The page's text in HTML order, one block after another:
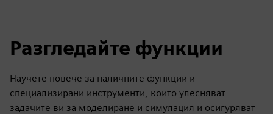
Разгледайте функции
Научете повече за наличните функции и
специализирани инструменти, които улесняват
задачите ви за моделиране и симулация и осигуряват